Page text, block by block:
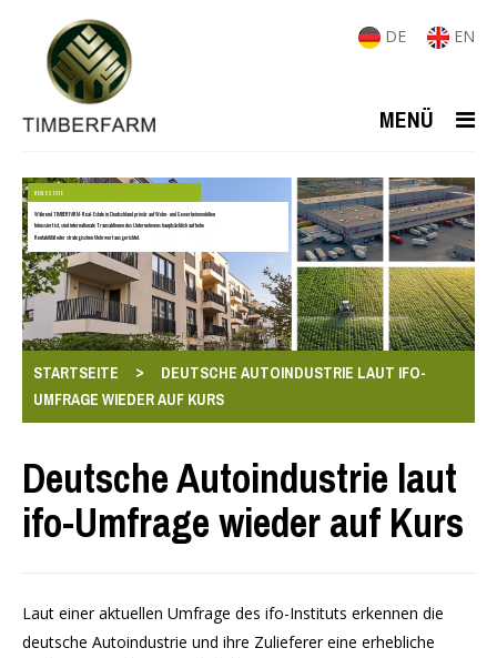
DE EN
MENÜ
REAL ESTATE
Während TIMBERFARM-Real-Estate in Deutschland primär auf Wohn- und Gewerbeimmobilien
Rentabilität oder strategischen Mehrwert ausgerichtet.
fokussiert ist, sind internationale Transaktionen des Unternehmens hauptsächlich auf hohe
STARTSEITE >
DEUTSCHE AUTOINDUSTRIE LAUT IFO-
UMFRAGE WIEDER AUF KURS
Deutsche Autoindustrie laut
ifo-Umfrage wieder auf Kurs
Laut einer aktuellen Umfrage des ifo-Instituts erkennen die
deutsche Autoindustrie und ihre Zulieferer eine erhebliche